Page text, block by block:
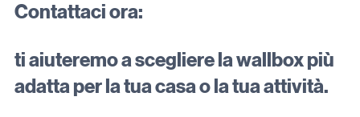
Contattaci ora:
ti aiuteremo a scegliere la wallbox più
adatta per la tua casa o la tua attività.